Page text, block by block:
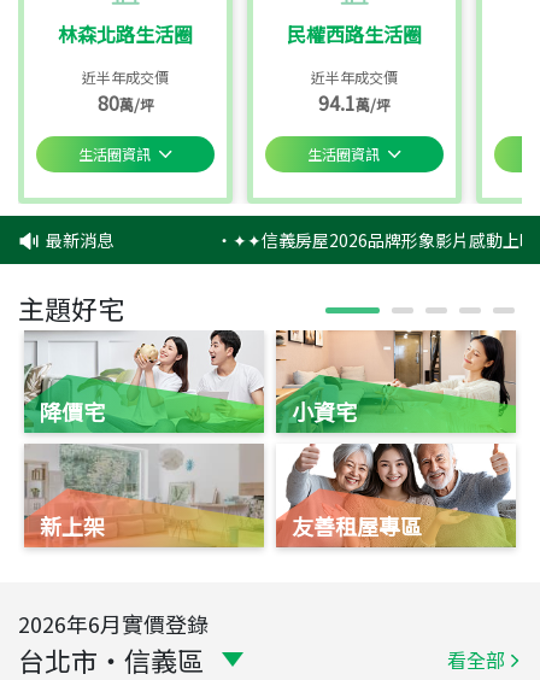
林森北路生活圈
近半年成交價
80萬/坪
生活圈資訊
民權西路生活圈
近半年成交價
94.1萬/坪
生活圈資訊
最新消息 ‧✦✦信義房屋2026品牌形象影片感動上
主題好宅
降價宅
新上架
小資宅
友善租屋專區
2026年6月實價登錄
台北市 ・ 信義區 看全部